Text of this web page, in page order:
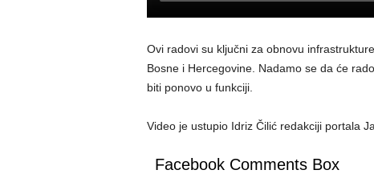
Ovi radovi su ključni za obnovu
Bosne i Hercegovine. Nadamo se da će
biti ponovo u funkciji.
Video je ustupio Idriz Čilić redakciji portala
Facebook Comments Box